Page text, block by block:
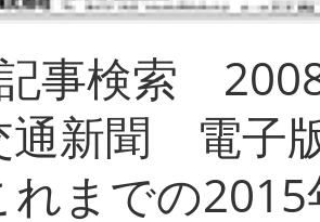
事検索
新聞 電子
れまでの